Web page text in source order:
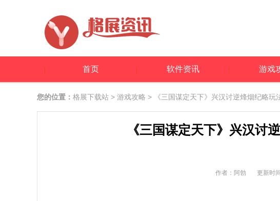
首页 软件资讯 游戏
您的位置： 格展下载站 > 游戏攻略 > 《三国谋定天下》兴汉讨逆烽烟纪略玩
《三国谋定天下》兴汉讨
作者：阿勃 更新时